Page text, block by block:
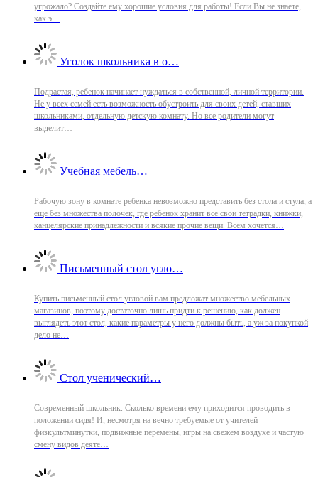
угрожало? Создайте ему хорошие условия для работы! Если Вы не знаете,
как э…
Уголок школьника в о…
Подрастая, ребенок начинает нуждаться в собственной, личной территории.
Не у всех семей есть возможность обустроить для своих детей, ставших
школьниками, отдельную детскую комнату. Но все родители могут
выделит…
Учебная мебель…
Рабочую зону в комнате ребенка невозможно представить без стола и стула, а
еще без множества полочек, где ребенок хранит все свои тетрадки, книжки,
канцелярские принадлежности и всякие прочие вещи. Всем хочется…
Письменный стол угло…
Купить письменный стол угловой вам предложат множество мебельных
магазинов, поэтому достаточно лишь придти к решению, как должен
выглядеть этот стол, какие параметры у него должны быть, а уж за покупкой
дело не…
Стол ученический…
Современный школьник. Сколько времени ему приходится проводить в
положении сидя! И, несмотря на вечно требуемые от учителей
физкультминутки, подвижные перемены, игры на свежем воздухе и частую
смену видов деяте…